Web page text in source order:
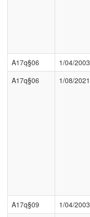
A17q§06
1/04/2003
A17q§06
1/08/2021
A17q§09
1/04/2003